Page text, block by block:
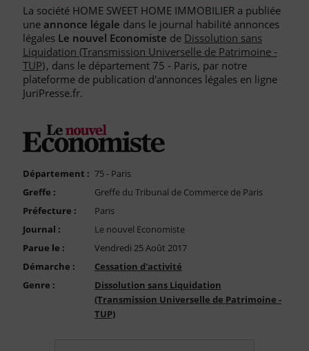
Liste des Greffes
Liste des CCI
Le Blog pour les Entreprises
Nous Contacter
La société HOME SWEET HOME IMMOBILIER a publiée
une annonce légale dans le journal habilité annonces
légales Le nouvel Economiste de Dissolution sans
Liquidation (Transmission Universelle de Patrimoine -
TUP), dans le département 75 - Paris, par notre
plateforme de publication d'annonces légales en ligne
JuriPresse.fr.
Département : 75 - Paris
Greffe :
Greffe du Tribunal de Commerce de Paris
Préfecture :
Paris
Journal :
Le nouvel Economiste
Parue le :
Vendredi 25 Août 2017
Démarche :
Cessation d'activité
Genre :
Dissolution sans Liquidation
(Transmission Universelle de Patrimoine -
TUP)